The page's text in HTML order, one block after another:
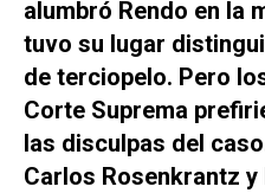
alumbró Rendo en la
tuvo su lugar
de terciopelo. Pero
Corte Suprema
las disculpas del
Carlos Rosenkrantz